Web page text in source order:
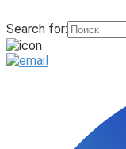
Search for: